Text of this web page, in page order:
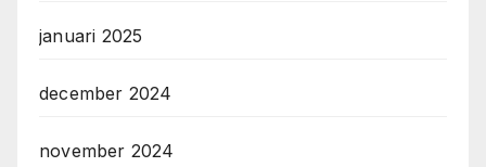
januari 2025
december 2024
november 2024